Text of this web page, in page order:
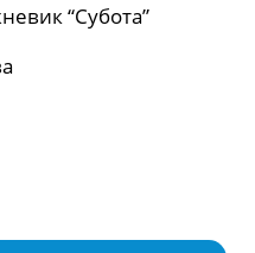
“Субота”